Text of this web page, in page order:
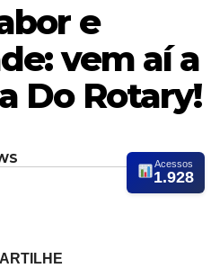
e
vem aí a
Do Rotary!
Acessos
1.928